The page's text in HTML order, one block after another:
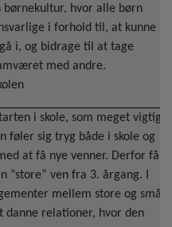
børnekultur, hvor alle børn
i forhold til, at kunne
i, og bidrage til at tage
med andre.
i skole, som meget vigtig.
føler sig tryg både i skole og
at få nye venner. Derfor får
”store” ven fra 3. årgang. I
mellem store og små
danne relationer, hvor den